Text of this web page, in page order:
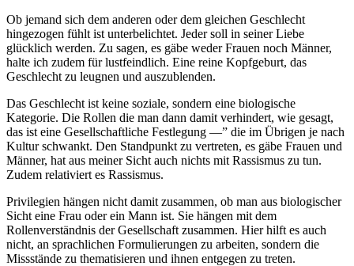
Ob jemand sich dem anderen oder dem gleichen Geschlecht
hingezogen fühlt ist unterbelichtet. Jeder soll in seiner Liebe
glücklich werden. Zu sagen, es gäbe weder Frauen noch Männer,
halte ich zudem für lustfeindlich. Eine reine Kopfgeburt, das
Geschlecht zu leugnen und auszublenden.
Das Geschlecht ist keine soziale, sondern eine biologische
Kategorie. Die Rollen die man dann damit verhindert, wie gesagt,
das ist eine Gesellschaftliche Festlegung —” die im Übrigen je nach
Kultur schwankt. Den Standpunkt zu vertreten, es gäbe Frauen und
Männer, hat aus meiner Sicht auch nichts mit Rassismus zu tun.
Zudem relativiert es Rassismus.
Privilegien hängen nicht damit zusammen, ob man aus biologischer
Sicht eine Frau oder ein Mann ist. Sie hängen mit dem
Rollenverständnis der Gesellschaft zusammen. Hier hilft es auch
nicht, an sprachlichen Formulierungen zu arbeiten, sondern die
Missstände zu thematisieren und ihnen entgegen zu treten.